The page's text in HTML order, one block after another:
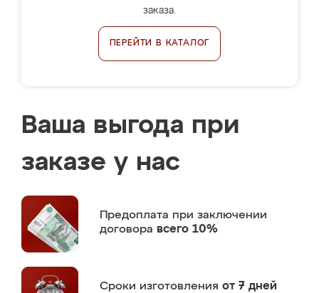
заказа.
ПЕРЕЙТИ В КАТАЛОГ
Ваша выгода при
заказе у нас
Предоплата при заключении
договора всего 10%
Сроки изготовления от 7 дней